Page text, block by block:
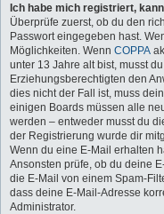
Ich habe mich registriert,
Überprüfe zuerst, ob du den
Passwort eingegeben hast.
Möglichkeiten. Wenn COPPA
unter 13 Jahre alt bist, musst
Erziehungsberechtigten den
dies nicht der Fall ist, muss
einigen Boards müssen alle
werden – entweder musst du
der Registrierung wurde dir
Wenn du eine E-Mail erhalten
Ansonsten prüfe, ob du deine
die E-Mail von einem Spam-
dass deine E-Mail-Adresse
Administrator.